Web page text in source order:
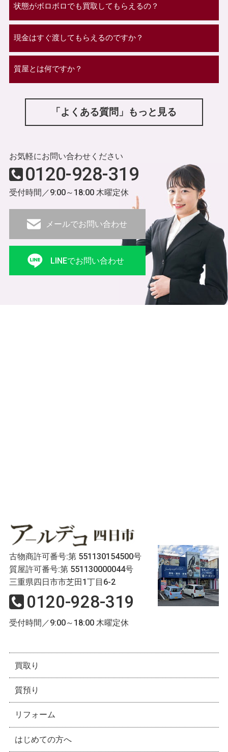
状態がボロボロでも買取してもらえるの？
現金はすぐ渡してもらえるのですか？
質屋とは何ですか？
「よくある質問」もっと見る
お気軽にお問い合わせください
0120-928-319
受付時間／9:00～18:00 木曜定休
メールでお問い合わせ
LINEでお問い合わせ
古物商許可番号:第 551130154500号
質屋許可番号:第 551130000044号
三重県四日市市芝田1丁目6-2
0120-928-319
受付時間／9:00～18:00 木曜定休
買取り
質預り
リフォーム
はじめての方へ